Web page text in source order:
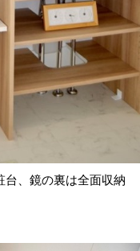
台、鏡の裏は全面収納